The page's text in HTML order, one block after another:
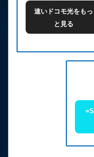
速いドコモ光をもっ
と見る